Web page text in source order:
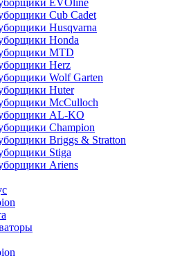
EVOline
Cub Cadet
Husqvarna
Honda
MTD
Herz
Wolf Garten
Huter
McCulloch
AL-KO
Champion
Briggs & Stratton
Stiga
Ariens